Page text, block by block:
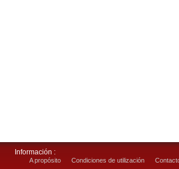
Información :
A propósito Condiciones de utilización